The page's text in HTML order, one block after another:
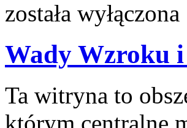
została wyłączona
Wady Wzroku
Ta witryna to
którym centralne